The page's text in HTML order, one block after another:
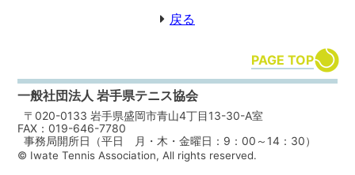
戻る
PAGE TOP
一般社団法人 岩手県テニス協会
〒020-0133 岩手県盛岡市青山4丁目13-30-A室
FAX：019-646-7780
事務局開所日（平日 月・木・金曜日：9：00～14：30）
© Iwate Tennis Association, All rights reserved.